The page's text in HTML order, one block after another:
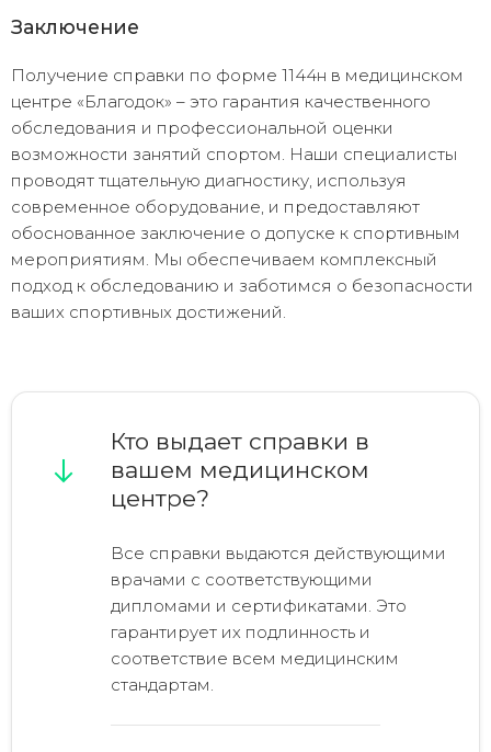
Заключение
Получение справки по форме 1144н в медицинском
центре «Благодок» – это гарантия качественного
обследования и профессиональной оценки
возможности занятий спортом. Наши специалисты
проводят тщательную диагностику, используя
современное оборудование, и предоставляют
обоснованное заключение о допуске к спортивным
мероприятиям. Мы обеспечиваем комплексный
подход к обследованию и заботимся о безопасности
ваших спортивных достижений.
Кто выдает справки в
вашем медицинском
центре?
Все справки выдаются действующими
врачами с соответствующими
дипломами и сертификатами. Это
гарантирует их подлинность и
соответствие всем медицинским
стандартам.